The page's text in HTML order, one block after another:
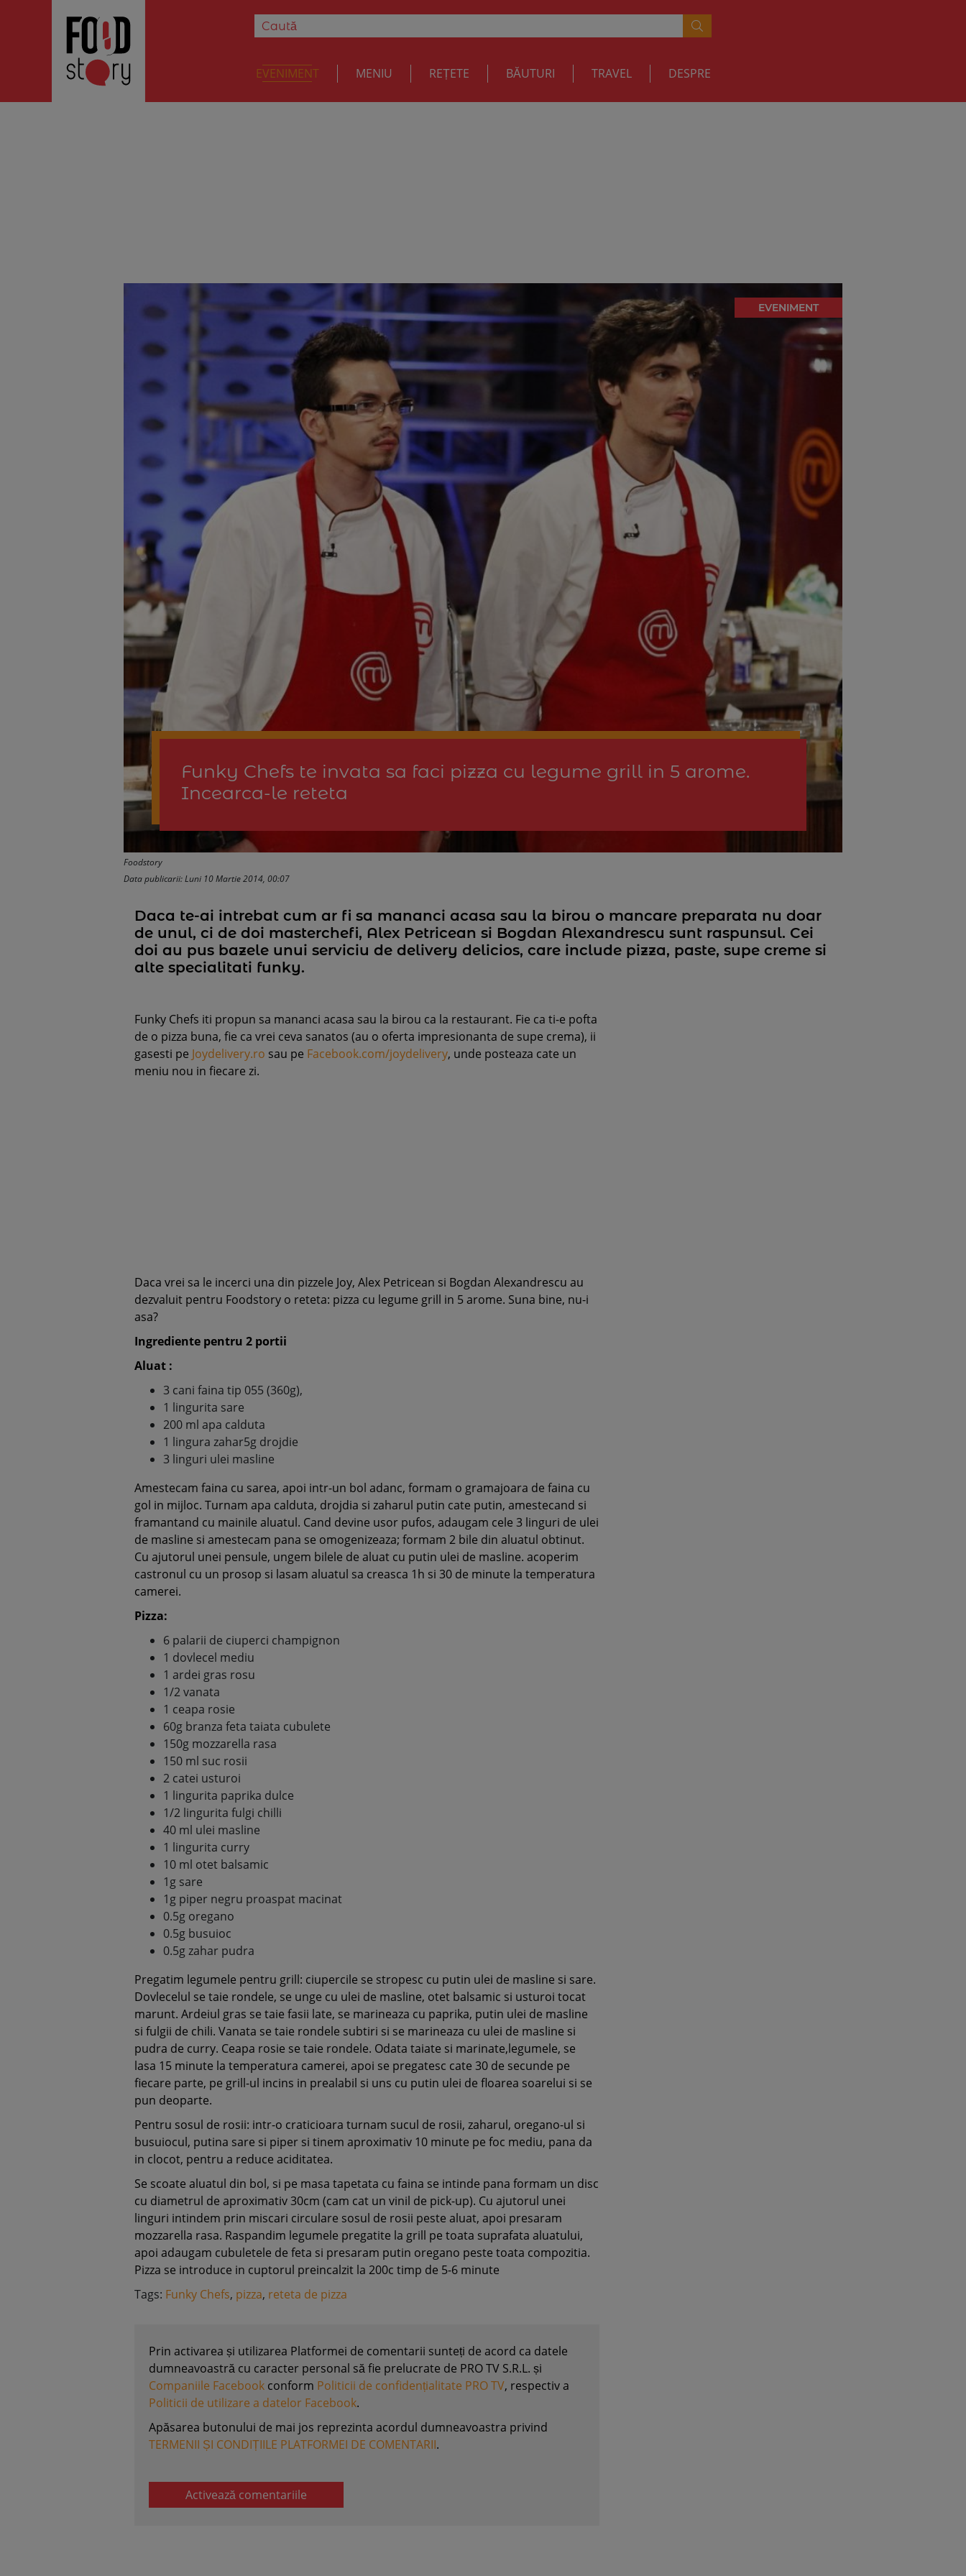
EVENIMENT MENIU REȚETE BĂUTURI TRAVEL DESPRE
EVENIMENT
Funky Chefs te invata sa faci pizza cu legume grill in 5 arome.
Incearca-le reteta
Foodstory
Data publicarii: Luni 10 Martie 2014, 00:07
Daca te-ai intrebat cum ar fi sa mananci acasa sau la birou o mancare preparata nu doar
de unul, ci de doi masterchefi, Alex Petricean si Bogdan Alexandrescu sunt raspunsul. Cei
doi au pus bazele unui serviciu de delivery delicios, care include pizza, paste, supe creme si
alte specialitati funky.
Funky Chefs iti propun sa mananci acasa sau la birou ca la restaurant. Fie ca ti-e pofta
de o pizza buna, fie ca vrei ceva sanatos (au o oferta impresionanta de supe crema), ii
gasesti pe Joydelivery.ro sau pe Facebook.com/joydelivery, unde posteaza cate un
meniu nou in fiecare zi.
Daca vrei sa le incerci una din pizzele Joy, Alex Petricean si Bogdan Alexandrescu au
dezvaluit pentru Foodstory o reteta: pizza cu legume grill in 5 arome. Suna bine, nu-i
asa?
Ingrediente pentru 2 portii
Aluat :
3 cani faina tip 055 (360g),
1 lingurita sare
200 ml apa calduta
1 lingura zahar5g drojdie
3 linguri ulei masline
Amestecam faina cu sarea, apoi intr-un bol adanc, formam o gramajoara de faina cu
gol in mijloc. Turnam apa calduta, drojdia si zaharul putin cate putin, amestecand si
framantand cu mainile aluatul. Cand devine usor pufos, adaugam cele 3 linguri de ulei
de masline si amestecam pana se omogenizeaza; formam 2 bile din aluatul obtinut.
Cu ajutorul unei pensule, ungem bilele de aluat cu putin ulei de masline. acoperim
castronul cu un prosop si lasam aluatul sa creasca 1h si 30 de minute la temperatura
camerei.
Pizza:
6 palarii de ciuperci champignon
1 dovlecel mediu
1 ardei gras rosu
1/2 vanata
1 ceapa rosie
60g branza feta taiata cubulete
150g mozzarella rasa
150 ml suc rosii
2 catei usturoi
1 lingurita paprika dulce
1/2 lingurita fulgi chilli
40 ml ulei masline
1 lingurita curry
10 ml otet balsamic
1g sare
1g piper negru proaspat macinat
0.5g oregano
0.5g busuioc
0.5g zahar pudra
Pregatim legumele pentru grill: ciupercile se stropesc cu putin ulei de masline si sare.
Dovlecelul se taie rondele, se unge cu ulei de masline, otet balsamic si usturoi tocat
marunt. Ardeiul gras se taie fasii late, se marineaza cu paprika, putin ulei de masline
si fulgii de chili. Vanata se taie rondele subtiri si se marineaza cu ulei de masline si
pudra de curry. Ceapa rosie se taie rondele. Odata taiate si marinate,legumele, se
lasa 15 minute la temperatura camerei, apoi se pregatesc cate 30 de secunde pe
fiecare parte, pe grill-ul incins in prealabil si uns cu putin ulei de floarea soarelui si se
pun deoparte.
Pentru sosul de rosii: intr-o craticioara turnam sucul de rosii, zaharul, oregano-ul si
busuiocul, putina sare si piper si tinem aproximativ 10 minute pe foc mediu, pana da
in clocot, pentru a reduce aciditatea.
Se scoate aluatul din bol, si pe masa tapetata cu faina se intinde pana formam un disc
cu diametrul de aproximativ 30cm (cam cat un vinil de pick-up). Cu ajutorul unei
linguri intindem prin miscari circulare sosul de rosii peste aluat, apoi presaram
mozzarella rasa. Raspandim legumele pregatite la grill pe toata suprafata aluatului,
apoi adaugam cubuletele de feta si presaram putin oregano peste toata compozitia.
Pizza se introduce in cuptorul preincalzit la 200c timp de 5-6 minute
Tags: Funky Chefs, pizza, reteta de pizza
Prin activarea și utilizarea Platformei de comentarii sunteți de acord ca datele
dumneavoastră cu caracter personal să fie prelucrate de PRO TV S.R.L. și
Companiile Facebook conform Politicii de confidențialitate PRO TV, respectiv a
Politicii de utilizare a datelor Facebook.
Apăsarea butonului de mai jos reprezinta acordul dumneavoastra privind
TERMENII ȘI CONDIȚIILE PLATFORMEI DE COMENTARII.
Activează comentariile